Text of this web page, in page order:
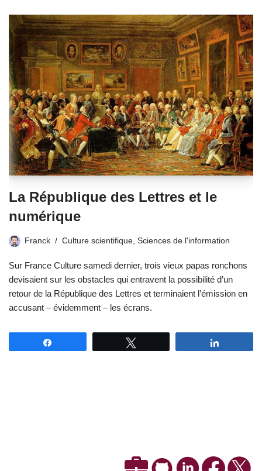
La République des Lettres et le
numérique
Franck Culture scientifique Sciences de l'information
Sur France Culture samedi dernier, trois vieux papas ronchons
devisaient sur les obstacles qui entravent la possibilité d’un
retour de la République des Lettres et terminaient l’émission en
accusant – évidemment – les écrans.